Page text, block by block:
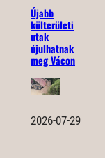
Újabb
külterületi
utak
újulhatnak
meg Vácon
2026-07-29